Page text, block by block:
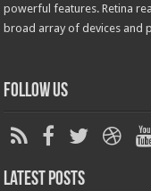
powerful features. Retina
broad array of devices and
Follow Us
Latest Posts